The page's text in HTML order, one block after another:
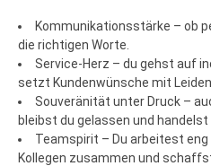
Kommunikationsstärke – ob
die richtigen Worte.
Service-Herz – du gehst auf
setzt Kundenwünsche mit
Souveränität unter Druck –
bleibst du gelassen und
Teamspirit – Du arbeitest eng
Kollegen zusammen und